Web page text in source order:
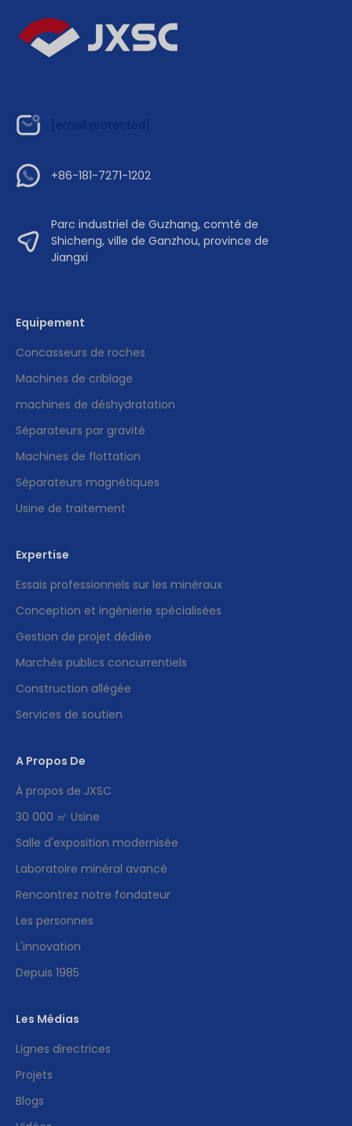
+86-181-7271-1202
Parc industriel de Guzhang, comté de
Shicheng, ville de Ganzhou, province de
Jiangxi
Equipement
Concasseurs de roches
Machines de criblage
machines de déshydratation
Séparateurs par gravité
Machines de flottation
Séparateurs magnétiques
Usine de traitement
Expertise
Essais professionnels sur les minéraux
Conception et ingénierie spécialisées
Gestion de projet dédiée
Marchés publics concurrentiels
Construction allégée
Services de soutien
A Propos De
À propos de JXSC
30 000 ㎡ Usine
Salle d'exposition modernisée
Laboratoire minéral avancé
Rencontrez notre fondateur
Les personnes
L'innovation
Depuis 1985
Les Médias
Lignes directrices
Projets
Blogs